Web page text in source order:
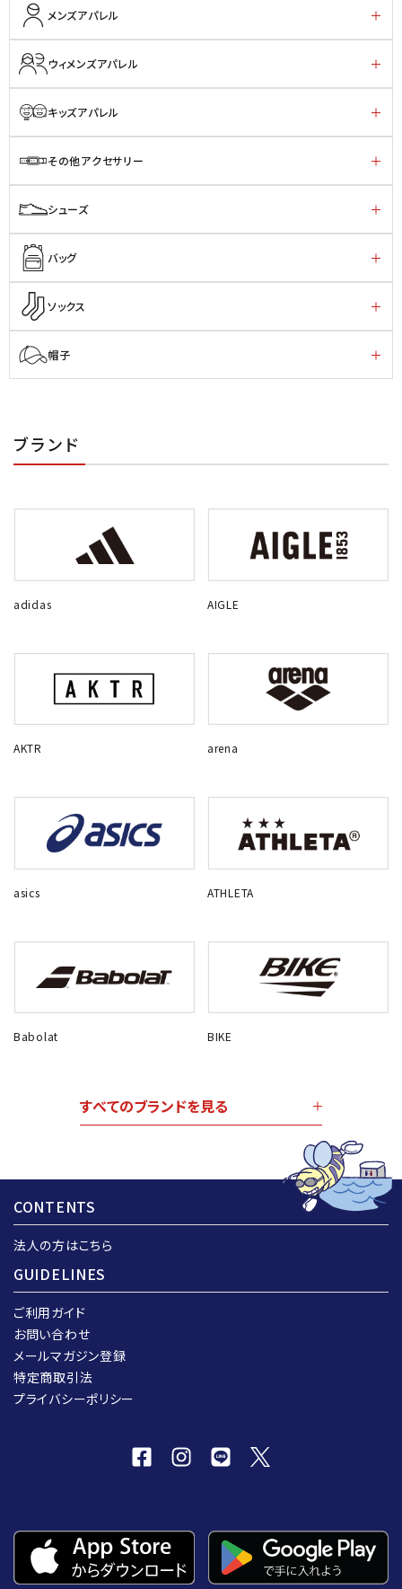
メンズアパレル
ウィメンズアパレル
キッズアパレル
その他アクセサリー
シューズ
バッグ
ソックス
帽子
ブランド
adidas AIGLE
AKTR arena
asics ATHLETA
Babolat BIKE
すべてのブランドを見る
CONTENTS
法人の方はこちら
GUIDELINES
ご利用ガイド
お問い合わせ
メールマガジン登録
特定商取引法
プライバシーポリシー